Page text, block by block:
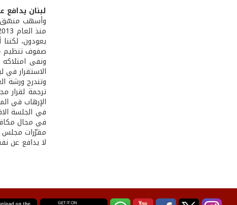
لبنان
وأسهب منسّق
يعودون،
صفوف تنظيم «داعش» يزيد عن 4 آلاف إرهابي،
ونفى
الاستقرار في
الإرهاب في
في الجلسة
في مجال
مقرّرات مجلس
لا يدافع عن